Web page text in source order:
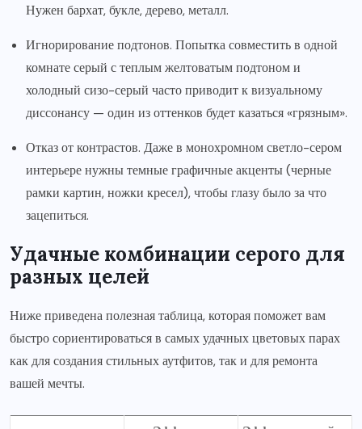
Нужен бархат, букле, дерево, металл.
Игнорирование подтонов. Попытка совместить в одной
комнате серый с теплым желтоватым подтоном и
холодный сизо-серый часто приводит к визуальному
диссонансу — один из оттенков будет казаться «грязным».
Отказ от контрастов. Даже в монохромном светло-сером
интерьере нужны темные графичные акценты (черные
рамки картин, ножки кресел), чтобы глазу было за что
зацепиться.
Удачные комбинации серого для
разных целей
Ниже приведена полезная таблица, которая поможет вам
быстро сориентироваться в самых удачных цветовых парах
как для создания стильных аутфитов, так и для ремонта
вашей мечты.